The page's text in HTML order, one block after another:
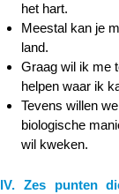
het hart.
Meestal kan je
land.
Graag wil ik me
helpen waar ik
Tevens willen
biologische
wil kweken.
IV. Zes punten